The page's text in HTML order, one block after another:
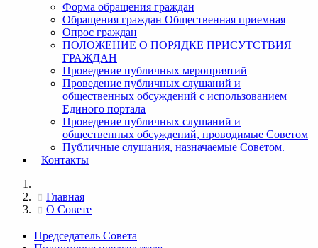
Форма обращения граждан
Обращения граждан Общественная приемная
Опрос граждан
ПОЛОЖЕНИЕ О ПОРЯДКЕ ПРИСУТСТВИЯ
ГРАЖДАН
Проведение публичных мероприятий
Проведение публичных слушаний и
общественных обсуждений с использованием
Единого портала
Проведение публичных слушаний и
общественных обсуждений, проводимые Советом
Публичные слушания, назначаемые Советом.
Контакты
Главная
О Совете
Председатель Совета